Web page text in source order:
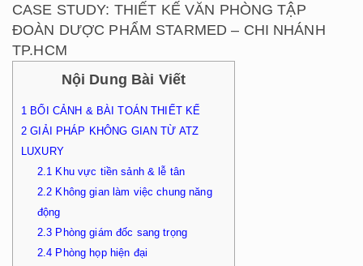
CASE STUDY: THIẾT KẾ VĂN PHÒNG TẬP
ĐOÀN DƯỢC PHẨM STARMED – CHI NHÁNH
TP.HCM
Nội Dung Bài Viết
1 BỐI CẢNH & BÀI TOÁN THIẾT KẾ
2 GIẢI PHÁP KHÔNG GIAN TỪ ATZ
LUXURY
2.1 Khu vực tiền sảnh & lễ tân
2.2 Không gian làm việc chung năng
động
2.3 Phòng giám đốc sang trọng
2.4 Phòng họp hiện đại